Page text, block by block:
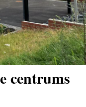
centrums